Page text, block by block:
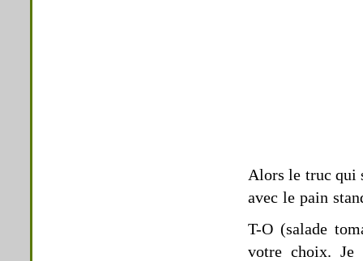
Alors le truc qui
avec le pain
T-O (salade
votre choix. Je